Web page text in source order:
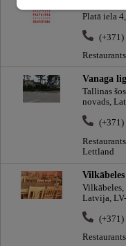
Platā iela
(+371)
Vanaga
Tallinas
novads,
(+371)
Lettland
Vilkābeles
Vilkābeles,
Latvija,
(+371)